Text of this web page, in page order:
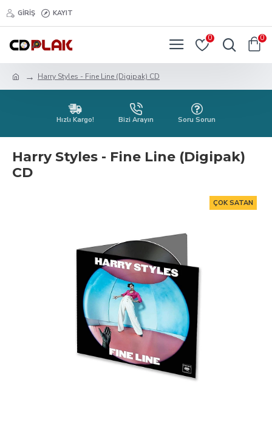
GIRIŞ KAYIT
0 0
Harry Styles - Fine Line (Digipak) CD
Hızlı Kargo! Bizi Arayın Soru Sorun
Harry Styles - Fine Line (Digipak)
CD
ÇOK SATAN